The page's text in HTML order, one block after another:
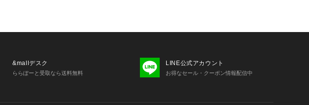
&mallデスク
ららぽーと受取なら送料無料
LINE公式アカウント
お得なセール・クーポン情報配信中